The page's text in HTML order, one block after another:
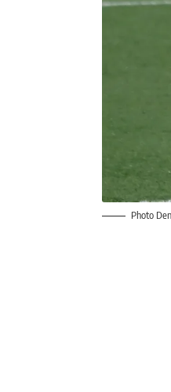
Photo